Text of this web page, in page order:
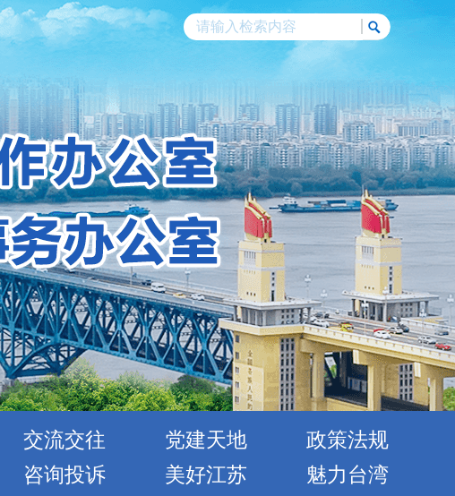
交流交往 党建天地
政策法规
咨询投诉 美好江苏 魅力台湾